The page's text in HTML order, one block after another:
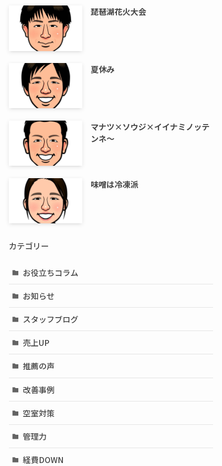
琵琶湖花火大会
夏休み
マナツ×ソウジ×イイナミノッテ
ンネ～
味噌は冷凍派
カテゴリー
お役立ちコラム
お知らせ
スタッフブログ
売上UP
推薦の声
改善事例
空室対策
管理力
経費DOWN